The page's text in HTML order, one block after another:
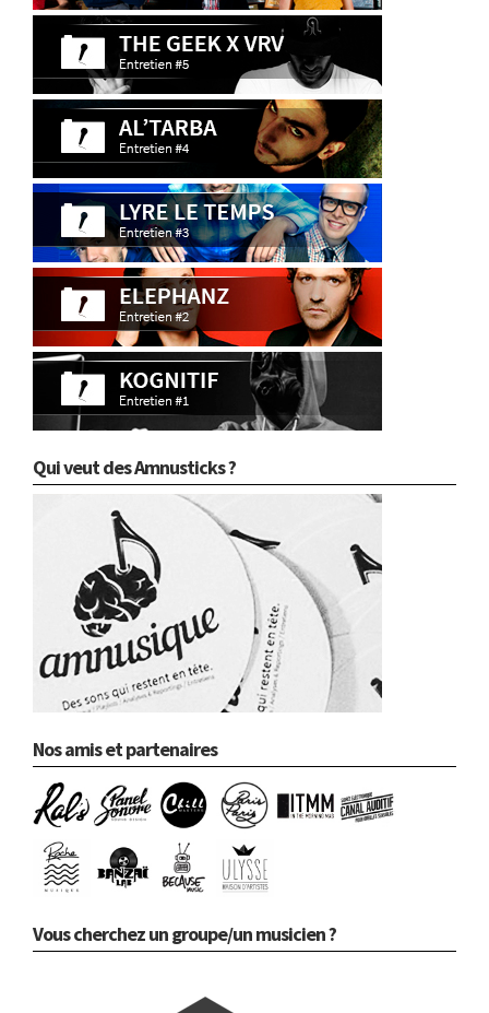
Qui veut des Amnusticks ?
Nos amis et partenaires
Vous cherchez un groupe/un musicien ?